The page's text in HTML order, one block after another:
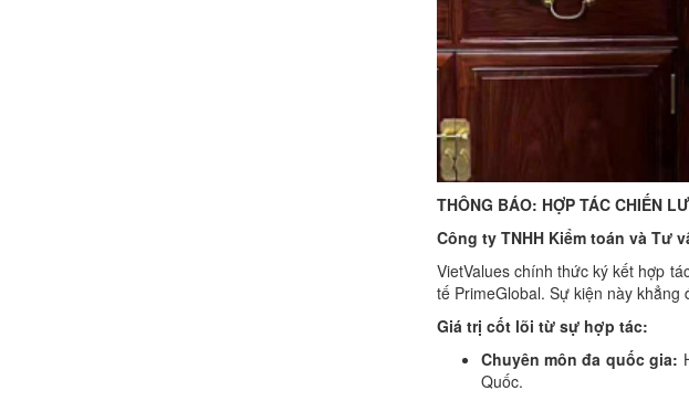
THÔNG BÁO: HỢP TÁC CHIẾN
Công ty TNHH Kiểm toán và Tư
VietValues chính thức ký kết hợp
tế PrimeGlobal. Sự kiện này
Giá trị cốt lõi từ sự hợp tác:
Chuyên môn đa quốc gia:
Quốc.